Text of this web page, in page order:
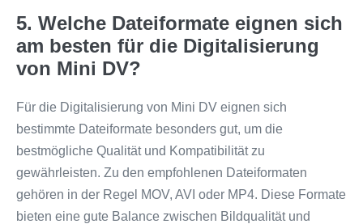
5. Welche Dateiformate eignen sich
am besten für die Digitalisierung
von Mini DV?
Für die Digitalisierung von Mini DV eignen sich
bestimmte Dateiformate besonders gut, um die
bestmögliche Qualität und Kompatibilität zu
gewährleisten. Zu den empfohlenen Dateiformaten
gehören in der Regel MOV, AVI oder MP4. Diese Formate
bieten eine gute Balance zwischen Bildqualität und